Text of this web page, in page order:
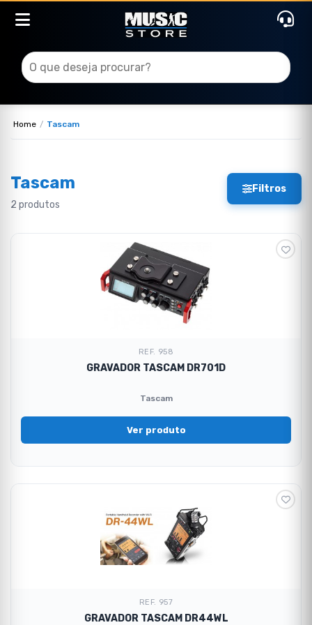
Home Tascam
Tascam
2 produtos
Filtros
REF. 958
GRAVADOR TASCAM DR701D
Tascam
Ver produto
REF. 957
GRAVADOR TASCAM DR44WL